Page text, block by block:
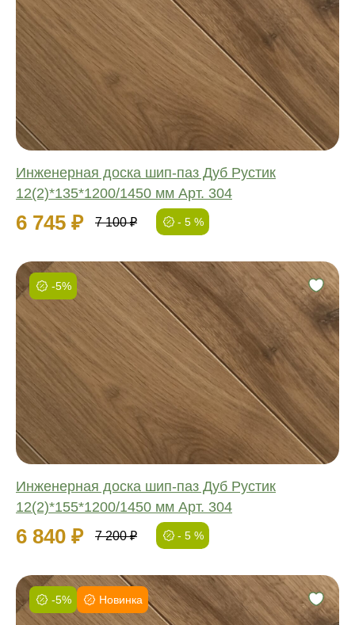
Инженерная доска шип-паз Дуб Рустик
12(2)*135*1200/1450 мм Арт. 304
6 745 ₽ 7 100 ₽ - 5 %
Соединение:
Обработка:
Длина:
Ширина:
Толщина:
-5%
Инженерная доска шип-паз Дуб Рустик
12(2)*155*1200/1450 мм Арт. 304
6 840 ₽ 7 200 ₽ - 5 %
Фаска:
Соединение:
Обработка:
Длина:
Ширина:
Толщина:
-5% Новинка
Фаска: